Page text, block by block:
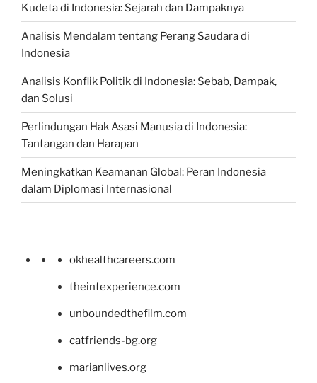
Kudeta di Indonesia: Sejarah dan Dampaknya
Analisis Mendalam tentang Perang Saudara di
Indonesia
Analisis Konflik Politik di Indonesia: Sebab, Dampak,
dan Solusi
Perlindungan Hak Asasi Manusia di Indonesia:
Tantangan dan Harapan
Meningkatkan Keamanan Global: Peran Indonesia
dalam Diplomasi Internasional
okhealthcareers.com
theintexperience.com
unboundedthefilm.com
catfriends-bg.org
marianlives.org